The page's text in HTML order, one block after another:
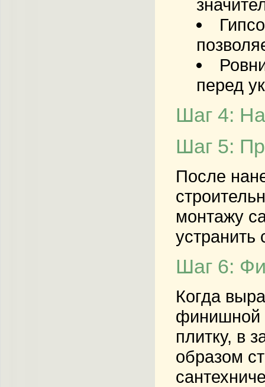
перед
Шаг 4:
Шаг 5:
После
монтажу
Шаг 6:
Когда
финишной
плитку, в
образом